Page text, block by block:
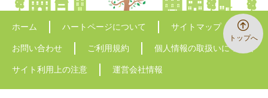
トップへ
ホーム ハートページについて サイトマップ
お問い合わせ ご利用規約 個人情報の取扱いについて
サイト利用上の注意 運営会社情報